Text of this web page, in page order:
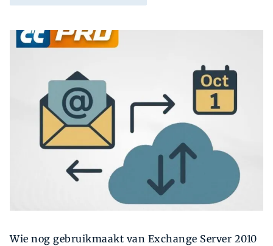
Zoek
Wie nog gebruikmaakt van Exchange Server 2010